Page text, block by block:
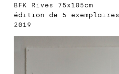
BFK Rives 75x105cm
édition de 5 exemplaires
2019